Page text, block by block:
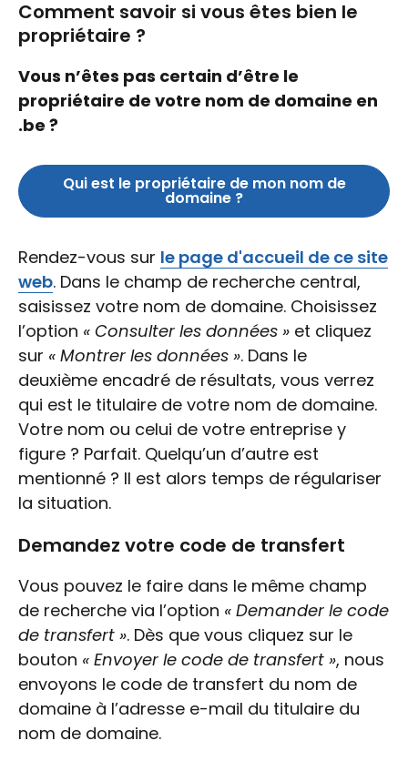
Comment savoir si vous êtes bien le
propriétaire ?
Vous n’êtes pas certain d’être le
propriétaire de votre nom de domaine en
.be ?
Qui est le propriétaire de mon nom de
domaine ?
Rendez-vous sur le page d'accueil de ce site
web. Dans le champ de recherche central,
saisissez votre nom de domaine. Choisissez
l’option « Consulter les données » et cliquez
sur « Montrer les données ». Dans le
deuxième encadré de résultats, vous verrez
qui est le titulaire de votre nom de domaine.
Votre nom ou celui de votre entreprise y
figure ? Parfait. Quelqu’un d’autre est
mentionné ? Il est alors temps de régulariser
la situation.
Demandez votre code de transfert
Vous pouvez le faire dans le même champ
de recherche via l’option « Demander le code
de transfert ». Dès que vous cliquez sur le
bouton « Envoyer le code de transfert », nous
envoyons le code de transfert du nom de
domaine à l’adresse e-mail du titulaire du
nom de domaine.